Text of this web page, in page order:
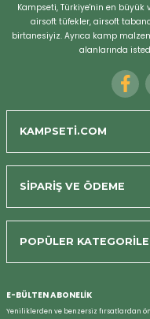
Kampseti, Türkiye'nin en büyük
airsoft tüfekler, airsoft
birtanesiyiz. Ayrıca kamp
alanlarında
KAMPSETİ.COM
SİPARİŞ VE ÖDEME
POPÜLER
E-BÜLTEN ABONELİK
Yeniliklerden ve benzersiz fırsatlardan